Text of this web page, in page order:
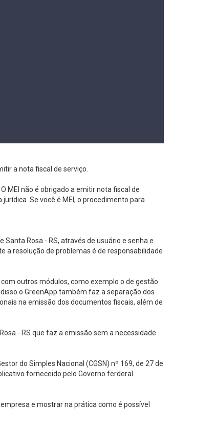
a nota fiscal de serviço.
MEI não é obrigado a emitir nota fiscal de
Se você é MEI, o procedimento para
Rosa - RS, através de usuário e senha e
a resolução de problemas é de responsabilidade
outros módulos, como exemplo o de gestão
o GreenApp também faz a separação dos
na emissão dos documentos fiscais, além de
- RS que faz a emissão sem a necessidade
do Simples Nacional (CGSN) nº 169, de 27 de
forneceido pelo Governo ferderal.
e mostrar na prática como é possível